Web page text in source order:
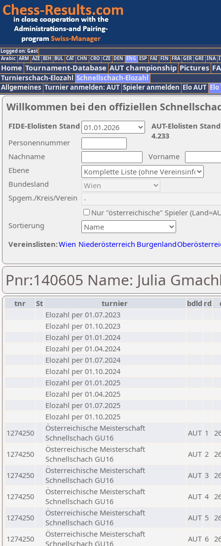
Logged on: Gast
Arabic ARM AZE BIH BUL CAT CHN CRO CZE DEN ENG ESP FAI FIN FRA GER GRE INA
Home Tournament-Database AUT championship Pictures
Turnierschach-Elozahl Schnellschach-Elozahl
Allgemeines Turnier anmelden: AUT Spieler anmelden Elo AUT
Willkommen bei den offiziellen
Nachname
Vorname
Ebene
Sortierung
Personennummer
Bundesland
Spgem./Kreis/Verein
Nur "österreichische" Spieler
Vereinslisten:Wien Niederösterreich Burgenland
AUT-Elolisten
4.233
FIDE-Elolisten Stand
Pnr:140605 Name: Julia
tnr St turnier bdld rd
Elozahl per 01.07.2023
Elozahl per 01.10.2023
Elozahl per 01.01.2024
Elozahl per 01.04.2024
Elozahl per 01.07.2024
Elozahl per 01.10.2024
Elozahl per 01.01.2025
Elozahl per 01.04.2025
Elozahl per 01.07.2025
Elozahl per 01.10.2025
1274250
Österreichische Meisterschaft
Schnellschach GU16
AUT 1
1274250
Österreichische Meisterschaft
Schnellschach GU16
AUT 2
1274250
Österreichische Meisterschaft
Schnellschach GU16
AUT 3
1274250
Österreichische Meisterschaft
Schnellschach GU16
AUT 4
1274250
Österreichische Meisterschaft
Schnellschach GU16
AUT 5
1274250
Österreichische Meisterschaft
Schnellschach GU16
AUT 6